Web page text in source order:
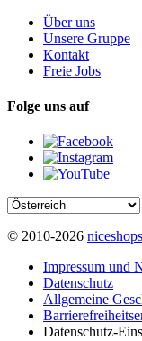
Über uns
Unsere Gruppe
Kontakt
Freie Jobs
Folge uns auf
© 2010-2026
Impressum und
Datenschutz
Allgemeine
Datenschutz-